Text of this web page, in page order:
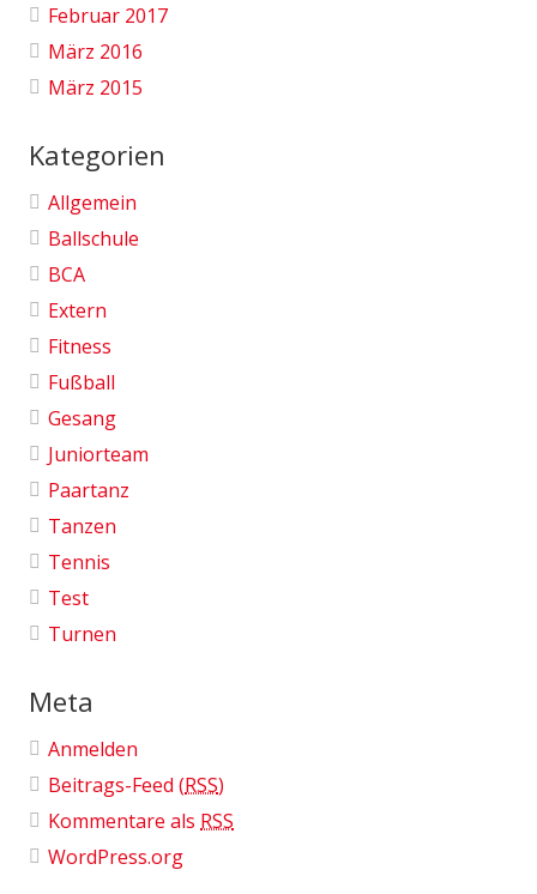
Februar 2017
März 2016
März 2015
Kategorien
Allgemein
Ballschule
BCA
Extern
Fitness
Fußball
Gesang
Juniorteam
Paartanz
Tanzen
Tennis
Test
Turnen
Meta
Anmelden
Beitrags-Feed (RSS)
Kommentare als RSS
WordPress.org